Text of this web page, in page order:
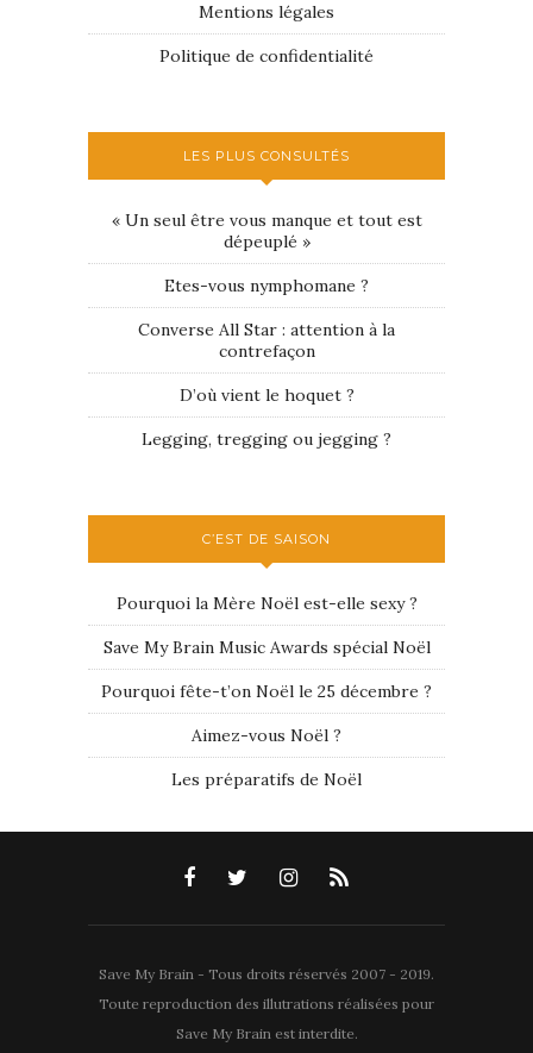
Mentions légales
Politique de confidentialité
LES PLUS CONSULTÉS
« Un seul être vous manque et tout est
dépeuplé »
Etes-vous nymphomane ?
Converse All Star : attention à la
contrefaçon
D’où vient le hoquet ?
Legging, tregging ou jegging ?
C’EST DE SAISON
Pourquoi la Mère Noël est-elle sexy ?
Save My Brain Music Awards spécial Noël
Pourquoi fête-t’on Noël le 25 décembre ?
Aimez-vous Noël ?
Les préparatifs de Noël
Save My Brain - Tous droits réservés 2007 - 2019.
Toute reproduction des illutrations réalisées pour
Save My Brain est interdite.